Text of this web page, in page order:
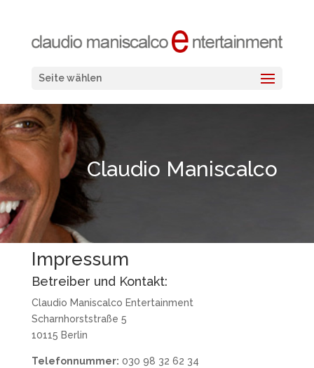
Seite wählen
Claudio Maniscalco
Impressum
Betreiber und Kontakt:
Claudio Maniscalco Entertainment
Scharnhorststraße 5
10115 Berlin
Telefonnummer: 030 98 32 62 34